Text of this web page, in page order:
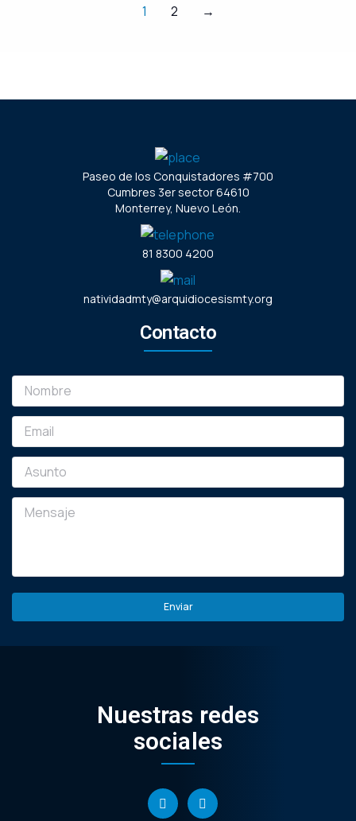
1 2 →
Paseo de los Conquistadores #700
Cumbres 3er sector 64610
Monterrey, Nuevo León.
81 8300 4200
natividadmty@arquidiocesismty.org
Contacto
Nuestras redes
sociales